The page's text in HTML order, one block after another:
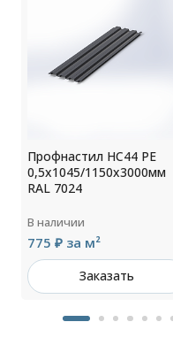
Профнастил НС44 РЕ
0,5х1045/1150х3000мм
RAL 7024
В наличии
775 ₽ за м²
Заказать